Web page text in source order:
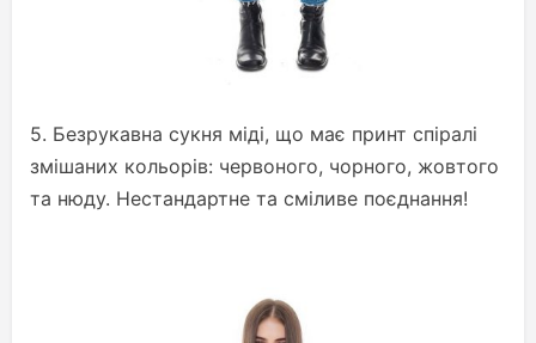
5. Безрукавна сукня міді, що має принт спіралі
змішаних кольорів: червоного, чорного, жовтого
та нюду. Нестандартне та сміливе поєднання!